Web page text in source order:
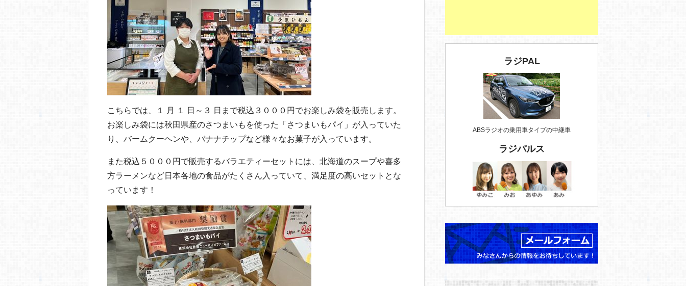
こちらでは、１ 月 １ 日～３ 日まで税込３０００円でお楽しみ袋を販売します。
お楽しみ袋には秋田県産のさつまいもを使った「さつまいもパイ」が入っていた
り、バームクーヘンや、バナナチップなど様々なお菓子が入っています。
また税込５０００円で販売するバラエティーセットには、北海道のスープや喜多
方ラーメンなど日本各地の食品がたくさん入っていて、満足度の高いセットとな
っています！
ラジPAL
ABSラジオの乗用車タイプの中継車
ラジパルス